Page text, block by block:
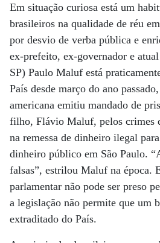
Em situação curiosa está um
brasileiros na qualidade de réu
por desvio de verba pública e
ex-prefeito, ex-governador e
SP) Paulo Maluf está
País desde março do ano
americana emitiu mandado de
filho, Flávio Maluf, pelos crimes
na remessa de dinheiro ilegal
dinheiro público em São Paulo.
falsas”, estrilou Maluf na época.
parlamentar não pode ser preso
a legislação não permite que um
extraditado do País.